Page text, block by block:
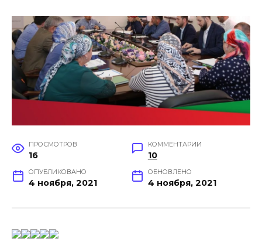
ПРОСМОТРОВ
16
КОММЕНТАРИИ
10
ОПУБЛИКОВАНО
4 ноября, 2021
ОБНОВЛЕНО
4 ноября, 2021